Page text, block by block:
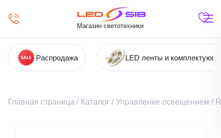
Магазин светотехники
Распродажа LED ленты и
Главная страница / Каталог / Управление освещением /